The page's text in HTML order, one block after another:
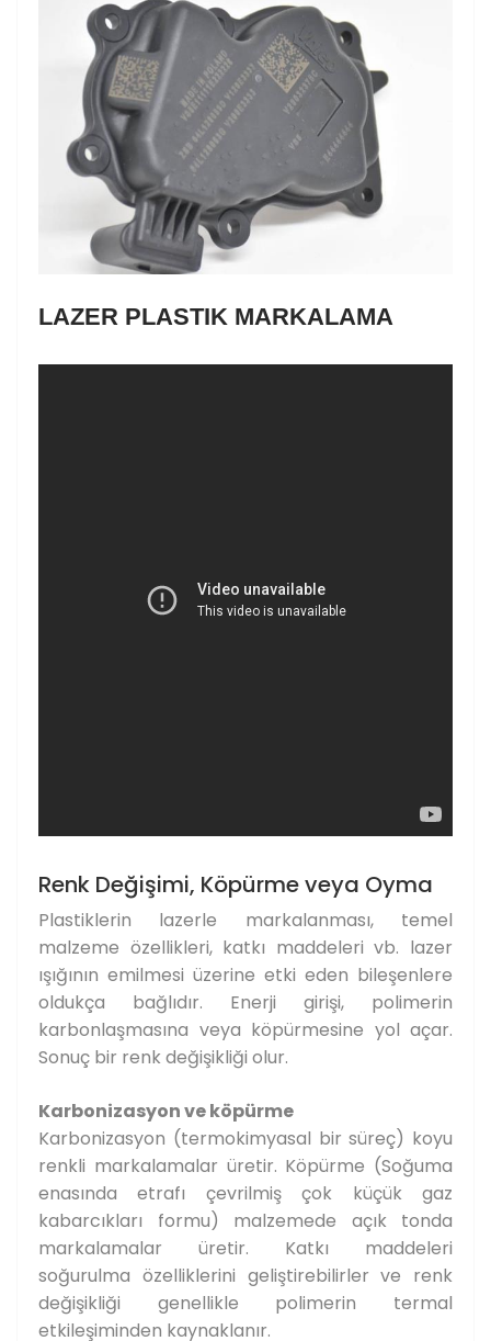
LAZER PLASTIK MARKALAMA
Renk Değişimi, Köpürme veya Oyma
Plastiklerin lazerle markalanması, temel
malzeme özellikleri, katkı maddeleri vb. lazer
ışığının emilmesi üzerine etki eden bileşenlere
oldukça bağlıdır. Enerji girişi, polimerin
karbonlaşmasına veya köpürmesine yol açar.
Sonuç bir renk değişikliği olur.
Karbonizasyon ve köpürme
Karbonizasyon (termokimyasal bir süreç) koyu
renkli markalamalar üretir. Köpürme (Soğuma
enasında etrafı çevrilmiş çok küçük gaz
kabarcıkları formu) malzemede açık tonda
markalamalar üretir. Katkı maddeleri
soğurulma özelliklerini geliştirebilirler ve renk
değişikliği genellikle polimerin termal
etkileşiminden kaynaklanır.